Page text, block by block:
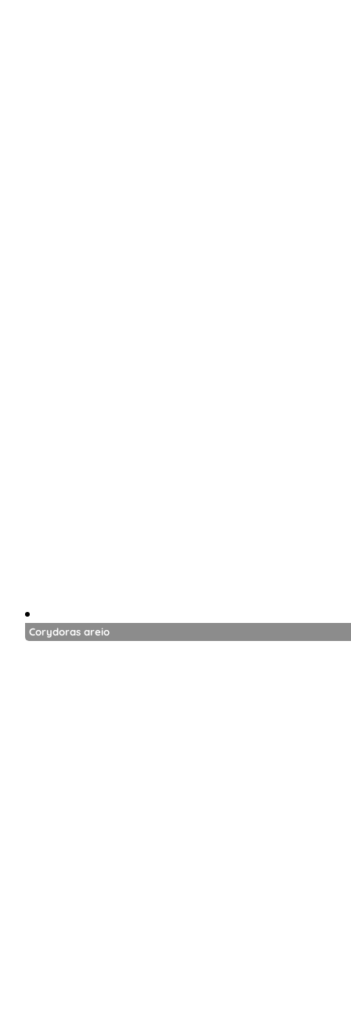
Corydoras areio